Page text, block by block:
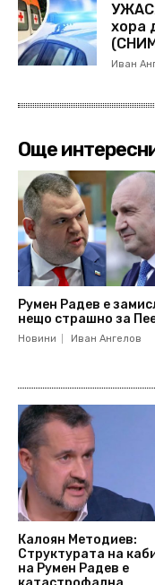
хора
Иван
Още
Румен Радев е
нещо страшно за
Новини Иван Ангелов
Калоян Методиев:
Структурата на
на Румен Радев е